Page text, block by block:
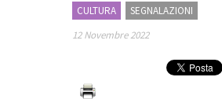
CULTURA
SEGNALAZIONI
12 Novembre 2022